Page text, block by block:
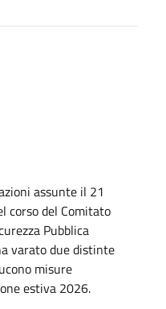
assunte il 21
corso del Comitato
Pubblica
varato due distinte
misure
estiva 2026.